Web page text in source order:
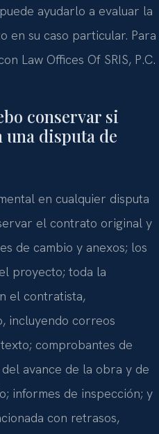
ayudarlo a evaluar la
en su caso particular. Para
Law Offices Of SRIS, P.C.
conservar si
una disputa de
en cualquier disputa
el contrato original y
de cambio y anexos; los
proyecto; toda la
el contratista,
incluyendo correos
comprobantes de
avance de la obra y de
informes de inspección; y
con retrasos,